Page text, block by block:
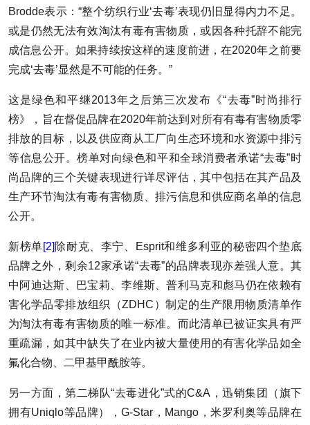
Brodde表示：“整个纺织行业‘去毒’表现仍旧显得内力不足。
或是仍然无法有效淘汰有毒有害物质，或因各种托辞不能完
成信息公开。如果持续按这样的速度前进，在2020年之前要
完成‘去毒’显然是不可能的任务。”
这是绿色和平继2013年之后第三次发布《“去毒”时尚排行
榜》，旨在督促品牌在2020年前达到对所有有毒有害物质零
排放的目标，以及供应商从工厂向生态环境和水资源中排污
等信息公开。榜单对向绿色和平和全球消费者承诺“去毒”时
尚品牌的三个关键表现进行详尽评估，其中包括在其产品及
生产环节淘汰有毒有害物质、排污信息和供应商名单的信息
公开。
新榜单[2] 除耐克、李宁、Esprit和维多利亚的秘密四个垫底
品牌之外，剩余12家承诺“去毒”的品牌表现亦差强人意。其
中阿迪达斯、巴宝莉、李维斯、普利马克和彪马仍在依赖有
害化学品零排放组织（ZDHC）制定的生产限用物质清单作
为淘汰有毒有害物质的唯一标准。而此清单已被证实具有严
重疏漏，如其中缺失了在业内被大量使用的有害化学品如全
氟化合物、二甲基甲酰胺等。
另一方面，第二梯队“去毒进化”式的C&A，迅销集团（旗下
拥有Uniqlo等品牌），G-Star，Mango，米罗利奥等品牌在